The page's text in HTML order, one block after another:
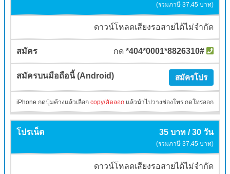
(รวมภาษี 37.45 บาท)
ดาวน์โหลดเสียงรอสายได้ไม่จำกัด
กด*404*0001*8826310#
สมัครโปร
iPhone กดปุ๋มค้างแล้วเลือกcopy/คัดลอก แล้วนำไปวางช่องโทร กดโทรออก
35 บาท / 30 วัน
(รวมภาษี 37.45 บาท)
ดาวน์โหลดเสียงรอสายได้ไม่จำกัด